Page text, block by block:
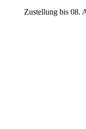
Zustellung bis 08.